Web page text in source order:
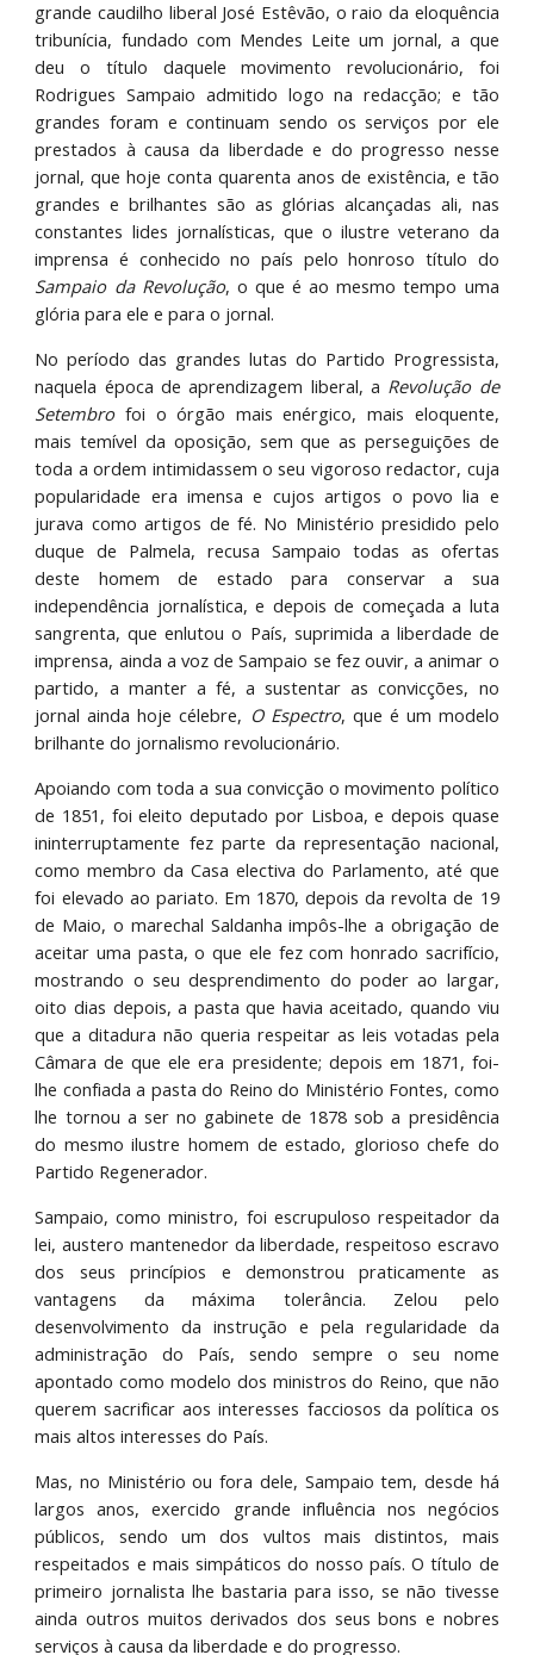
grande caudilho liberal José Estêvão, o raio da eloquência
tribunícia, fundado com Mendes Leite um jornal, a que
deu o título daquele movimento revolucionário, foi
Rodrigues Sampaio admitido logo na redacção; e tão
grandes foram e continuam sendo os serviços por ele
prestados à causa da liberdade e do progresso nesse
jornal, que hoje conta quarenta anos de existência, e tão
grandes e brilhantes são as glórias alcançadas ali, nas
constantes lides jornalísticas, que o ilustre veterano da
imprensa é conhecido no país pelo honroso título do
Sampaio da Revolução, o que é ao mesmo tempo uma
glória para ele e para o jornal.
No período das grandes lutas do Partido Progressista,
naquela época de aprendizagem liberal, a Revolução de
Setembrofoi o órgão mais enérgico, mais eloquente,
mais temível da oposição, sem que as perseguições de
toda a ordem intimidassem o seu vigoroso redactor, cuja
popularidade era imensa e cujos artigos o povo lia e
jurava como artigos de fé. No Ministério presidido pelo
duque de Palmela, recusa Sampaio todas as ofertas
deste homem de estado para conservar a sua
independência jornalística, e depois de começada a luta
sangrenta, que enlutou o País, suprimida a liberdade de
imprensa, ainda a voz de Sampaio se fez ouvir, a animar o
partido, a manter a fé, a sustentar as convicções, no
jornal ainda hoje célebre, O Espectro, que é um modelo
brilhante do jornalismo revolucionário.
Apoiando com toda a sua convicção o movimento político
de 1851, foi eleito deputado por Lisboa, e depois quase
ininterruptamente fez parte da representação nacional,
como membro da Casa electiva do Parlamento, até que
foi elevado ao pariato. Em 1870, depois da revolta de 19
de Maio, o marechal Saldanha impôs-lhe a obrigação de
aceitar uma pasta, o que ele fez com honrado sacrifício,
mostrando o seu desprendimento do poder ao largar,
oito dias depois, a pasta que havia aceitado, quando viu
que a ditadura não queria respeitar as leis votadas pela
Câmara de que ele era presidente; depois em 1871, foi-
lhe confiada a pasta do Reino do Ministério Fontes, como
lhe tornou a ser no gabinete de 1878 sob a presidência
do mesmo ilustre homem de estado, glorioso chefe do
Partido Regenerador.
Sampaio, como ministro, foi escrupuloso respeitador da
lei, austero mantenedor da liberdade, respeitoso escravo
dos seus princípios e demonstrou praticamente as
vantagens da máxima tolerância. Zelou pelo
desenvolvimento da instrução e pela regularidade da
administração do País, sendo sempre o seu nome
apontado como modelo dos ministros do Reino, que não
querem sacrificar aos interesses facciosos da política os
mais altos interesses do País.
Mas, no Ministério ou fora dele, Sampaio tem, desde há
largos anos, exercido grande influência nos negócios
públicos, sendo um dos vultos mais distintos, mais
respeitados e mais simpáticos do nosso país. O título de
primeiro jornalista lhe bastaria para isso, se não tivesse
ainda outros muitos derivados dos seus bons e nobres
serviços à causa da liberdade e do progresso.